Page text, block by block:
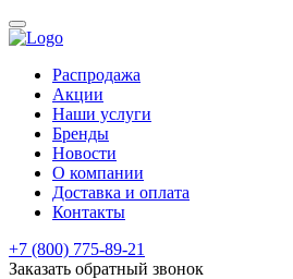
Распродажа
Акции
Наши услуги
Бренды
Новости
О компании
Доставка и оплата
Контакты
+7 (800) 775-89-21
Заказать обратный звонок